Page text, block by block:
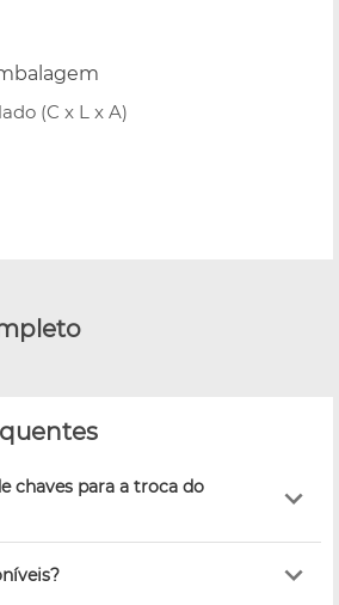
(C x L x A)
chaves para a troca do